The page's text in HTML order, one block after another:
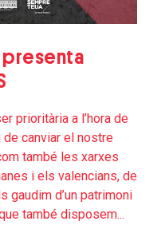
presenta
prioritària a l’hora de
canviar el nostre
també les xarxes
i els valencians, de
gaudim d’un patrimoni
també disposem...